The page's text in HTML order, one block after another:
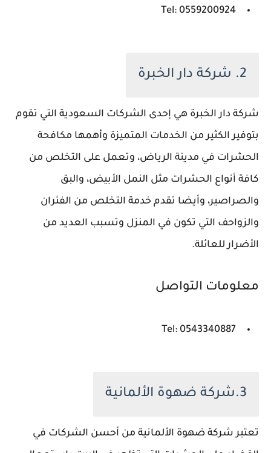
Tel: 0559200924
2. شركة دار الخبرة
شركة دار الخبرة هي إحدى الشركات السعودية التي تقوم
بتوفير الكثير من الخدمات المتميزة وأهمها مكافحة
الحشرات في مدينة الرياض، وتعمل على التخلص من
كافة أنواع الحشرات مثل النمل الأبيض، والبق
والصراصير، وأيضا تقدم خدمة التخلص من الفئران
والزواحف التي تكون في المنزل وتسبب العديد من
الأضرار للعائلة.
معلومات التواصل
Tel: 0543340887
3.شركة ضهوة الألمانية
تعتبر شركة ضهوة الألمانية من أحسن الشركات في